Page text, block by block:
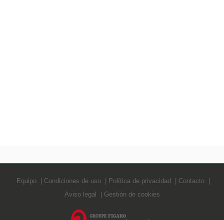
Equipo Condiciones de uso Política de privacidad
Contacto
Aviso legal
Gestión de cookies